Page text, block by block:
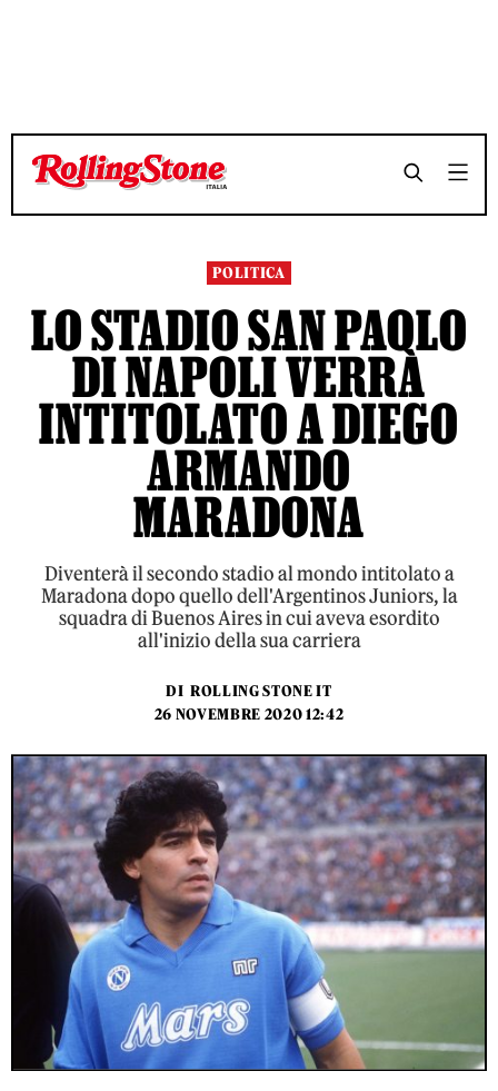
TEMPO DI LETTURA 2 MINUTI
TEMPO DI LETTURA 2 MINUTI
POLITICA
LO STADIO SAN PAOLO
DI NAPOLI VERRÀ
INTITOLATO A DIEGO
ARMANDO
MARADONA
Diventerà il secondo stadio al mondo intitolato a
Maradona dopo quello dell'Argentinos Juniors, la
squadra di Buenos Aires in cui aveva esordito
all'inizio della sua carriera
DI ROLLING STONE IT
26 NOVEMBRE 2020 12:42